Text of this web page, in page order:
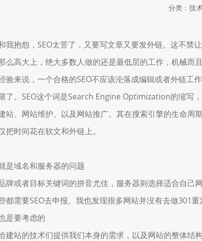
分类：技
抱怨，SEO太苦了，又要写文章又要发外链。这不禁
么高大上，绝大多数人做的还是最低层的工作，机械而且
来说，一个合格的SEO不应该沦落成编辑或者外链工
了。SEO这个词是Search Engine Optimization的缩写
站、网站维护、以及网站推广。其在搜索引擎的生命周
时间花在软文和外链上。
域名和服务器的问题
或者目标关键词的拼音尤佳，服务器则选择适合自己
都需要SEO去申报。我也发现很多网站并没有去做301
要考虑的
站的技术们提供我们本身的需求，以及网站的整体结